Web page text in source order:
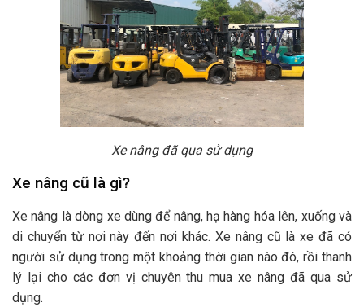
Xe nâng đã qua sử dụng
Xe nâng cũ là gì?
Xe nâng là dòng xe dùng để nâng, hạ hàng hóa lên, xuống và
di chuyển từ nơi này đến nơi khác. Xe nâng cũ là xe đã có
người sử dụng trong một khoảng thời gian nào đó, rồi thanh
lý lại cho các đơn vị chuyên thu mua xe nâng đã qua sử
dụng.